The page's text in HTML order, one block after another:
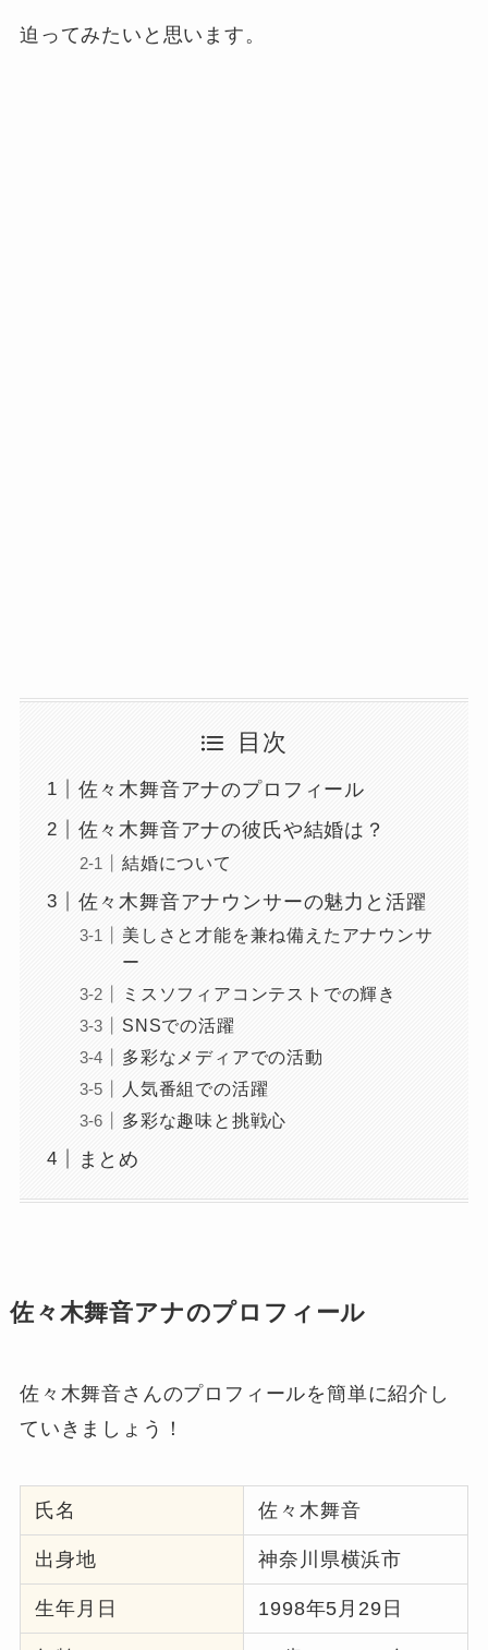
迫ってみたいと思います。
目次
佐々木舞音アナのプロフィール
佐々木舞音アナの彼氏や結婚は？
結婚について
佐々木舞音アナウンサーの魅力と活躍
美しさと才能を兼ね備えたアナウンサ
ー
ミスソフィアコンテストでの輝き
SNSでの活躍
多彩なメディアでの活動
人気番組での活躍
多彩な趣味と挑戦心
まとめ
佐々木舞音アナのプロフィール
佐々木舞音さんのプロフィールを簡単に紹介し
ていきましょう！
氏名 佐々木舞音
出身地 神奈川県横浜市
生年月日 1998年5月29日